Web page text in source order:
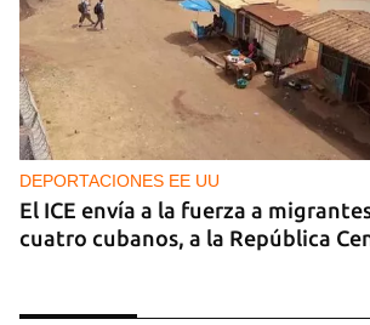
DEPORTACIONES EE UU
El ICE envía a la fuerza a
cuatro cubanos, a la República